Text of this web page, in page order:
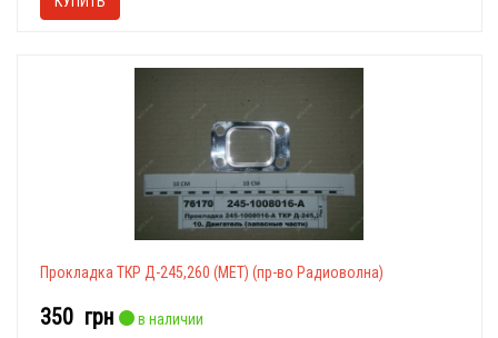
Прокладка ТКР Д-245,260 (МЕТ) (пр-во Радиоволна)
350 грн
в наличии